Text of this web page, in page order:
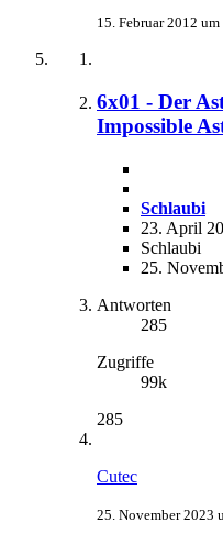
15. Februar 2012
6x01 - Der
Impossible
Schlaubi
23. April
Schlaubi
25.
Antworten
285
Zugriffe
99k
285
Cutec
25. November 2023